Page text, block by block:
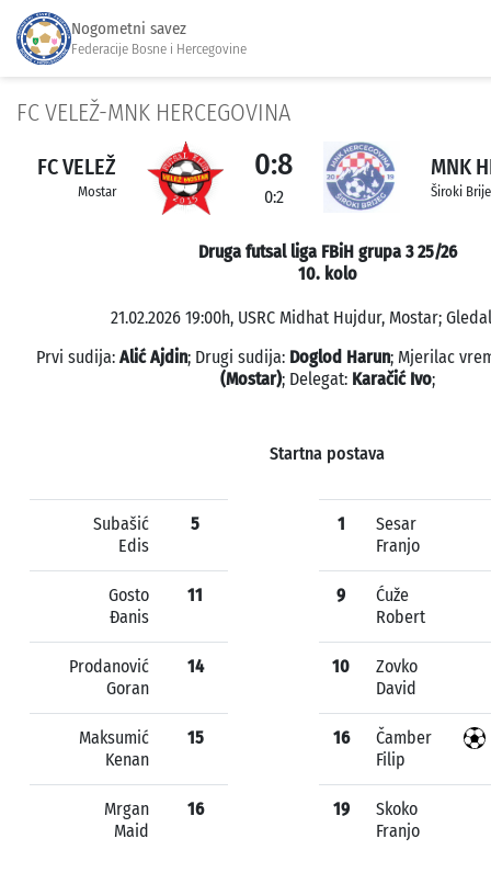
Nogometni savez
Federacije Bosne i Hercegovine
FC VELEŽ-MNK HERCEGOVINA
FC VELEŽ
Mostar
0:8
0:2
MNK
Široki
Druga futsal liga FBiH grupa 3 25/26
10. kolo
21.02.2026 19:00h, USRC Midhat Hujdur, Mostar;
Prvi sudija: Alić Ajdin; Drugi sudija: Doglod Harun; Mjerilac
(Mostar); Delegat: Karačić Ivo;
Startna postava
Subašić
Edis
5
Gosto
Đanis
11
Prodanović
Goran
14
Maksumić
Kenan
15
Mrgan
Maid
16
1
Sesar
Franjo
9
Ćuže
Robert
10
Zovko
David
16
Čamber
Filip
19
Skoko
Franjo